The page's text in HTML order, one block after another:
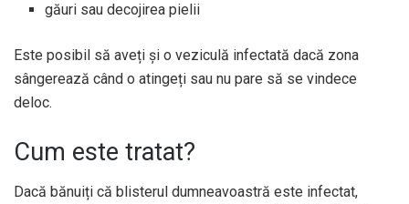
găuri sau decojirea pielii
Este posibil să aveți și o veziculă infectată dacă zona
sângerează când o atingeți sau nu pare să se vindece
deloc.
Cum este tratat?
Dacă bănuiți că blisterul dumneavoastră este infectat,